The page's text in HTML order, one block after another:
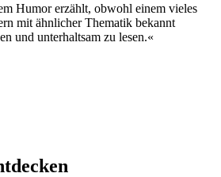
Humor erzählt, obwohl einem vieles
mit ähnlicher Thematik bekannt
und unterhaltsam zu lesen.«